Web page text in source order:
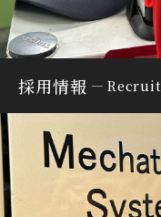
採用情報 Recruit